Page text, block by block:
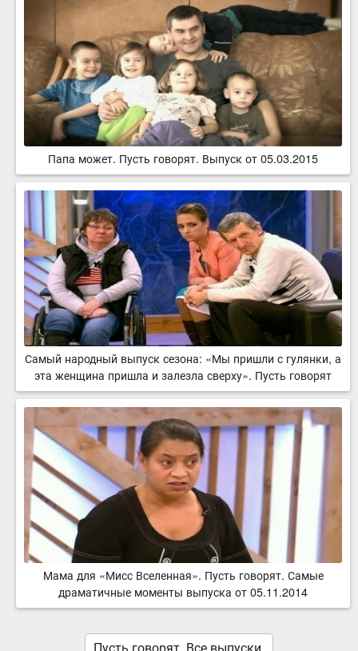
Папа может. Пусть говорят. Выпуск от 05.03.2015
Самый народный выпуск сезона: «Мы пришли с гулянки, а
эта женщина пришла и залезла сверху». Пусть говорят
Мама для «Мисс Вселенная». Пусть говорят. Самые
драматичные моменты выпуска от 05.11.2014